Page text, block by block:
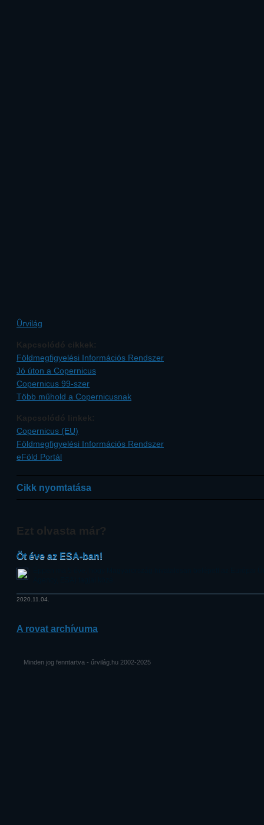
Ûrvilág
Kapcsolódó cikkek:
Földmegfigyelési Információs Rendszer
Jó úton a Copernicus
Copernicus 99-szer
Több műhold a Copernicusnak
Kapcsolódó linkek:
Copernicus (EU)
Földmegfigyelési Információs Rendszer
eFöld Portál
Cikk nyomtatása
Ezt olvasta már?
Öt éve az ESA-ban!
2020.11.04.
A rovat archívuma
Minden jog fenntartva - űrvilág.hu 2002-2025